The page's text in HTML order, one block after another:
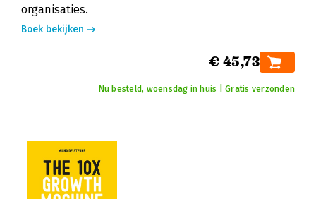
organisaties.
Boek bekijken
€ 45,73
Nu besteld, woensdag in huis | Gratis verzonden